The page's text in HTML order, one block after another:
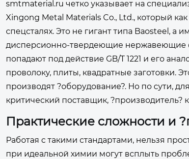
smtmaterial.ru четко указывает на
Xingong Metal Materials Co., Ltd., который
спецсталях. Это не гигант типа Baosteel,
дисперсионно-твердеющие нержавеющие
попадают под действие GB/T 1221 и его
проволоку, плиты, квадратные заготовки.
производят ?оборудование?. Но по сути,
критический поставщик, ?производитель?
Практические сложности и
Работая с такими стандартами, нельзя
при идеальной химии могут всплыть